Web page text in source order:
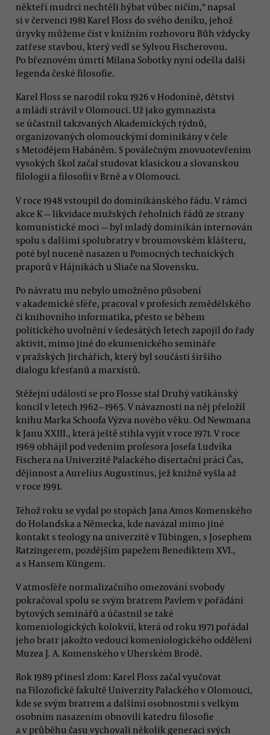
někteří mudrci nechtěli hýbat vůbec ničím,“ napsal
si v červenci 1981 Karel Floss do svého deníku, jehož
úryvky můžeme číst v knižním rozhovoru Bůh vždycky
zatřese stavbou, který vedl se Sylvou Fischerovou.
Po březnovém úmrtí Milana Sobotky nyní odešla další
legenda české filosofie.
Karel Floss se narodil roku 1926 v Hodoníně, dětství
a mládí strávil v Olomouci. Už jako gymnazista
se účastnil takzvaných Akademických týdnů,
organizovaných olomouckými dominikány v čele
s Metodějem Habáněm. S poválečným znovuotevřením
vysokých škol začal studovat klasickou a slovanskou
filologii a filosofii v Brně a v Olomouci.
V roce 1948 vstoupil do dominikánského řádu. V rámci
akce K — likvidace mužských řeholních řádů ze strany
komunistické moci — byl mladý dominikán internován
spolu s dalšími spolubratry v broumovském klášteru,
poté byl nuceně nasazen u Pomocných technických
praporů v Hájnikách u Sliače na Slovensku.
Po návratu mu nebylo umožněno působení
v akademické sféře, pracoval v profesích zemědělského
či knihovního informatika, přesto se během
politického uvolnění v šedesátých letech zapojil do řady
aktivit, mimo jiné do ekumenického semináře
v pražských Jirchářích, který byl součástí širšího
dialogu křesťanů a marxistů.
Stěžejní událostí se pro Flosse stal Druhý vatikánský
koncil v letech 1962—1965. V návaznosti na něj přeložil
knihu Marka Schoofa Výzva nového věku. Od Newmana
k Janu XXIII., která ještě stihla vyjít v roce 1971. V roce
1969 obhájil pod vedením profesora Josefa Ludvíka
Fischera na Univerzitě Palackého disertační práci Čas,
dějinnost a Aurelius Augustinus, jež knižně vyšla až
v roce 1991.
Téhož roku se vydal po stopách Jana Amos Komenského
do Holandska a Německa, kde navázal mimo jiné
kontakt s teology na univerzitě v Tübingen, s Josephem
Ratzingerem, pozdějším papežem Benediktem XVI.,
a s Hansem Küngem.
V atmosféře normalizačního omezování svobody
pokračoval spolu se svým bratrem Pavlem v pořádání
bytových seminářů a účastnil se také
komeniologických kolokvií, která od roku 1971 pořádal
jeho bratr jakožto vedoucí komeniologického oddělení
Muzea J. A. Komenského v Uherském Brodě.
Rok 1989 přinesl zlom: Karel Floss začal vyučovat
na Filozofické fakultě Univerzity Palackého v Olomouci,
kde se svým bratrem a dalšími osobnostmi s velkým
osobním nasazením obnovili katedru filosofie
a v průběhu času vychovali několik generací svých